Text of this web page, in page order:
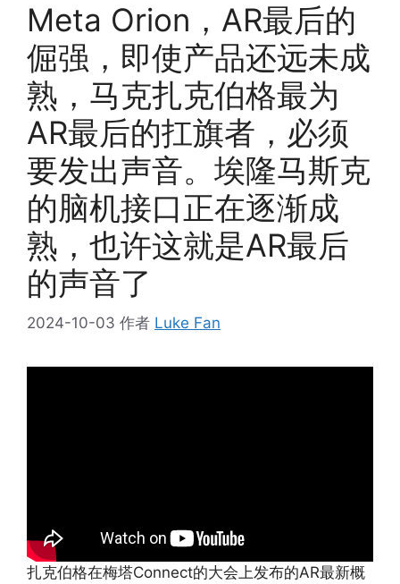
Meta Orion，AR最后的
倔强，即使产品还远未成
熟，马克扎克伯格最为
AR最后的扛旗者，必须
要发出声音。埃隆马斯克
的脑机接口正在逐渐成
熟，也许这就是AR最后
的声音了
2024-10-03 作者 Luke Fan
扎克伯格在梅塔Connect的大会上发布的AR最新概